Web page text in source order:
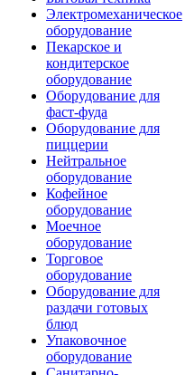
Электромеханическое
оборудование
Пекарское и
кондитерское
оборудование
Оборудование для
фаст-фуда
Оборудование для
пиццерии
Нейтральное
оборудование
Кофейное
оборудование
Моечное
оборудование
Торговое
оборудование
Оборудование для
раздачи готовых
блюд
Упаковочное
оборудование